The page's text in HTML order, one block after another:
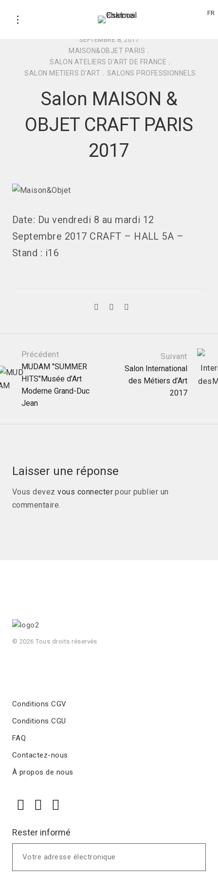
FR
SEPTEMBRE 8, 2017
MAISON&OBJET PARIS
SALON ATELIERS D'ART DE FRANCE
SALON METIERS D'ART
SALONS PROFESSIONNELS
Salon MAISON &
OBJET CRAFT PARIS
2017
Date: Du vendredi 8 au mardi 12
Septembre 2017 CRAFT – HALL 5A –
Stand : i16
Précédent
MUDAM "SUMMER
HITS"Musée d’Art
Moderne Grand-Duc
Jean
Suivant
Salon International
des Métiers d’Art
2017
Laisser une réponse
Vous devezvous connecter pour publier un
commentaire.
© 2026 Tous droits réservés
Conditions CGV
Conditions CGU
FAQ
Contactez-nous
À propos de nous
Rester informé